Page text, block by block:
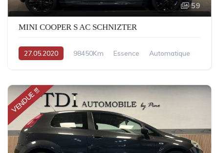
59
MINI COOPER S AC SCHNIZTER
27.05.2020 98450Km Essence Automatique
VENDUE !!!